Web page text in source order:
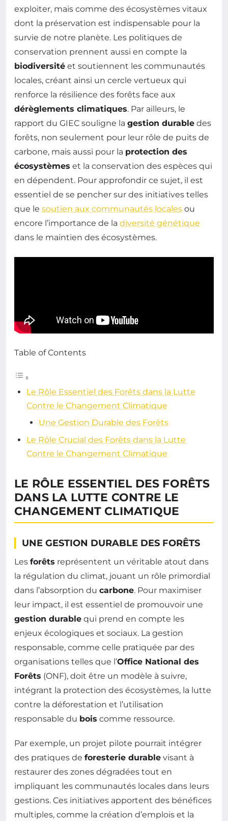
exploiter, mais comme des écosystèmes vitaux
dont la préservation est indispensable pour la
survie de notre planète. Les politiques de
conservation prennent aussi en compte la
biodiversité et soutiennent les communautés
locales, créant ainsi un cercle vertueux qui
renforce la résilience des forêts face aux
dérèglements climatiques. Par ailleurs, le
rapport du GIEC souligne la gestion durable des
forêts, non seulement pour leur rôle de puits de
carbone, mais aussi pour la protection des
écosystèmes et la conservation des espèces qui
en dépendent. Pour approfondir ce sujet, il est
essentiel de se pencher sur des initiatives telles
que le soutien aux communautés locales ou
encore l’importance de la diversité génétique
dans le maintien des écosystèmes.
Table of Contents
Le Rôle Essentiel des Forêts dans la Lutte
Contre le Changement Climatique
Une Gestion Durable des Forêts
Le Rôle Crucial des Forêts dans la Lutte
Contre le Changement Climatique
LE RÔLE ESSENTIEL DES FORÊTS
DANS LA LUTTE CONTRE LE
CHANGEMENT CLIMATIQUE
UNE GESTION DURABLE DES FORÊTS
Les forêts représentent un véritable atout dans
la régulation du climat, jouant un rôle primordial
dans l’absorption du carbone. Pour maximiser
leur impact, il est essentiel de promouvoir une
gestion durable qui prend en compte les
enjeux écologiques et sociaux. La gestion
responsable, comme celle pratiquée par des
organisations telles que l’Office National des
Forêts (ONF), doit être un modèle à suivre,
intégrant la protection des écosystèmes, la lutte
contre la déforestation et l’utilisation
responsable du bois comme ressource.
Par exemple, un projet pilote pourrait intégrer
des pratiques de foresterie durable visant à
restaurer des zones dégradées tout en
impliquant les communautés locales dans leurs
gestions. Ces initiatives apportent des bénéfices
multiples, comme la création d’emplois et la